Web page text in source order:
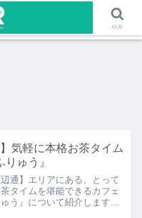
する情報を発信！！
】気軽に本格お茶タイム
りゅう』
通】エリアにある、とって
タイムを堪能できるカフェ
ゅう』について紹介します。
検索